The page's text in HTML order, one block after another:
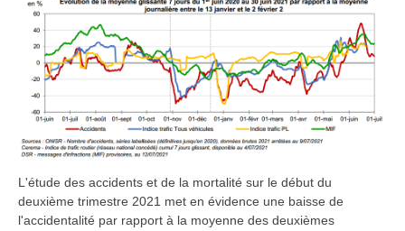
L'étude des accidents et de la mortalité sur le début du
deuxième trimestre 2021 met en évidence une baisse de
l'accidentalité par rapport à la moyenne des deuxièmes